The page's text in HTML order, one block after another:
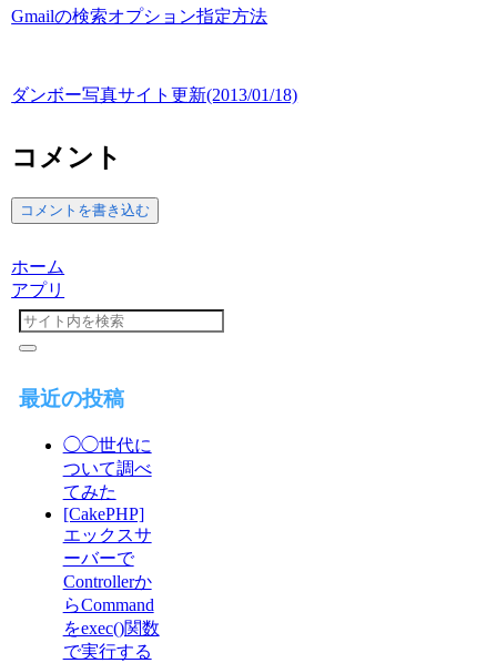
Gmailの検索オプション指定方法
ダンボー写真サイト更新(2013/01/18)
コメント
コメントを書き込む
ホーム
アプリ
最近の投稿
◯◯世代に
ついて調べ
てみた
[CakePHP]
エックスサ
ーバーで
Controllerか
らCommand
をexec()関数
で実行する